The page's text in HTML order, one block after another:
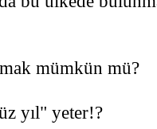
mümkün mü?
yıl" yeter!?